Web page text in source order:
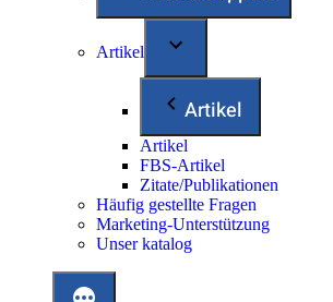
Artikel
Artikel
Artikel
FBS-Artikel
Zitate/Publikationen
Häufig gestellte Fragen
Marketing-Unterstützung
Unser katalog